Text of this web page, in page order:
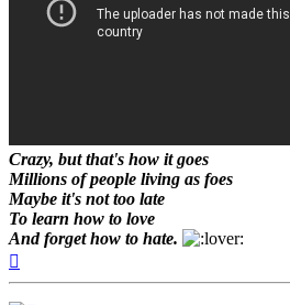
Crazy, but that's how it goes
Millions of people living as foes
Maybe it's not too late
To learn how to love
And forget how to hate.